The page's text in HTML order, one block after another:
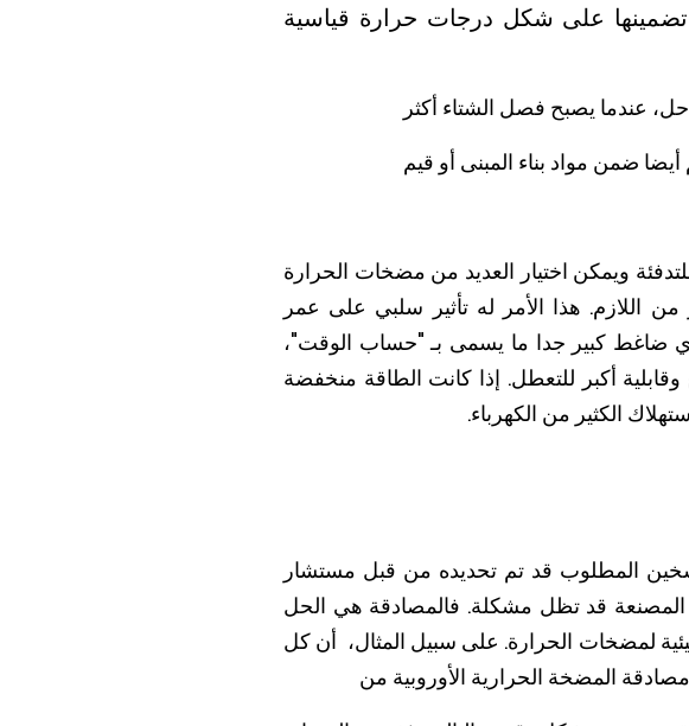
تضمينها على شكل درجات حرارة قياسية
ويمكن اختيار العديد من مضخات الحرارة
ليس من الناذر أن تكون مضخة الحرارة 50% أكبر من اللازم. هذا الأمر له تأثير سلبي على عمر
ضاغط كبير جدا ما يسمى بـ "حساب الوقت"،
أكبر للتعطل. إذا كانت الطاقة منخفضة
الكثير من الكهرباء.
المطلوب قد تم تحديده من قبل مستشار
المصنعة قد تظل مشكلة. فالمصادقة هي الحل
لمضخات الحرارة. على سبيل المثال، أن كل
المضخة الحرارية الأوروبية من